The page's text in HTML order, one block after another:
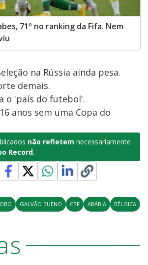
71º no ranking da Fifa. Nem
na Rússia ainda pesa.
demais.
o 'país do futebol'.
anos sem uma Copa do
não refletem necessariamente
Record.
GALVÃO BUENO CBF ARÁBIA BÉLGICA